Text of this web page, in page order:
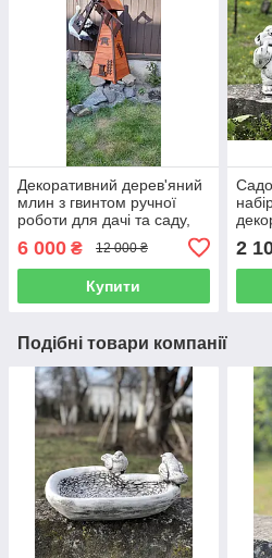
Декоративний дерев'яний
млин з гвинтом ручної
роботи для дачі та саду,
6 000 ₴ 12 000 ₴
Купити
2
Подібні товари компанії